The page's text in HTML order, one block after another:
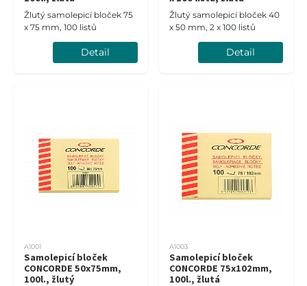
Žlutý samolepicí bloček 75
x 75 mm, 100 listů
Detail
Žlutý samolepicí bloček 40
x 50 mm, 2 x 100 listů
Detail
A1001
Samolepicí bloček
CONCORDE 50x75mm,
100l., žlutý
A1003
Samolepicí bloček
CONCORDE 75x102mm,
100l., žlutá